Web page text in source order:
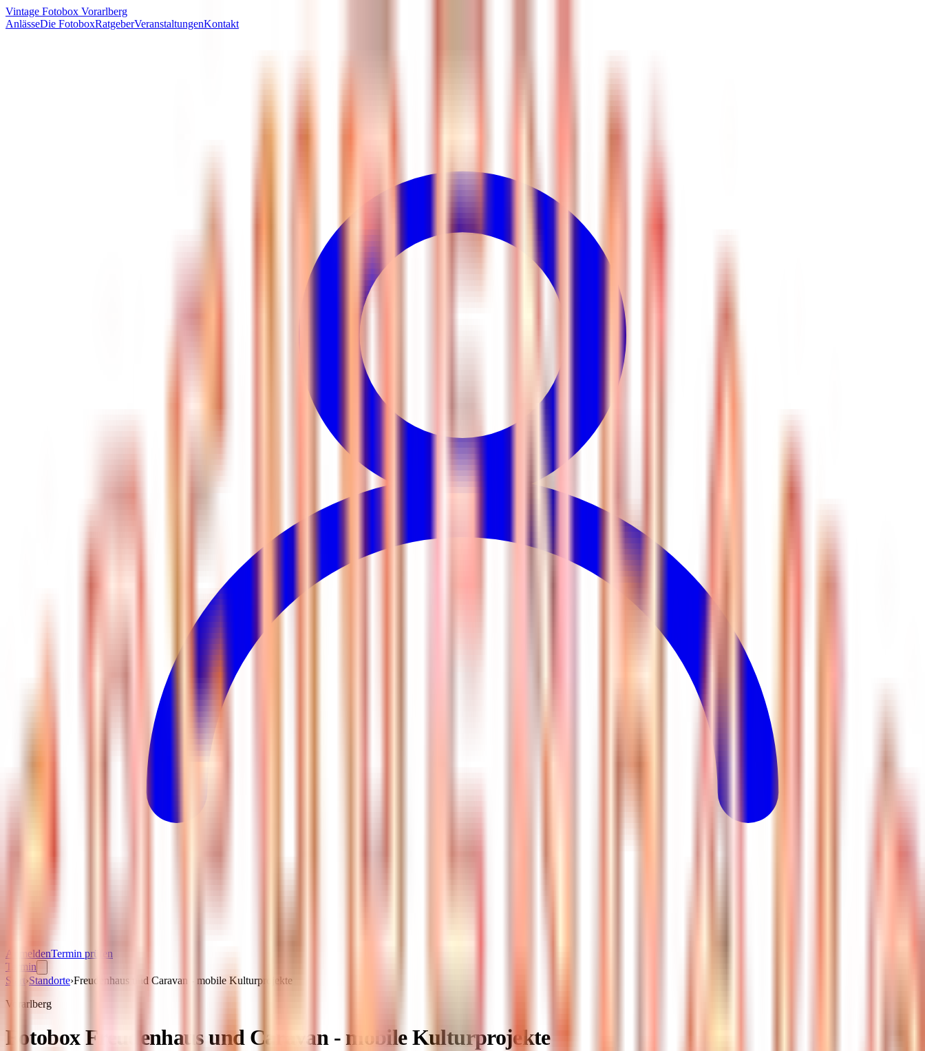
Vintage Fotobox Vorarlberg
AnlässeDie FotoboxRatgeberVeranstaltungenKontakt
AnmeldenTermin prüfen
Termin
Start ›Standorte›Freudenhaus und Caravan - mobile Kulturprojekte
Vorarlberg
FotoboxFreudenhaus und Caravan - mobile Kulturprojekte